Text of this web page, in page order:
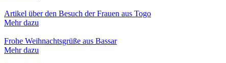
Artikel über den Besuch der Frauen aus Togo
Mehr dazu
Frohe Weihnachtsgrüße aus Bassar
Mehr dazu